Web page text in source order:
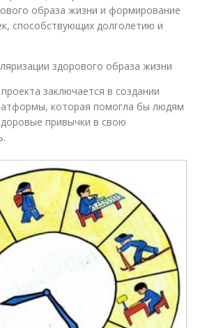
образа жизни и формирование
способствующих долголетию и
здорового образа жизни
заключается в создании
которая помогла бы людям
привычки в свою